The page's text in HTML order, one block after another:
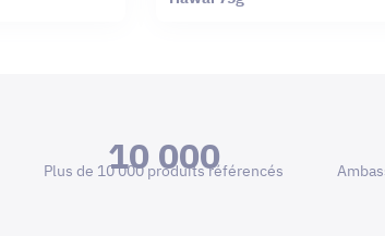
10 000
Plus de 10 000 produits référencés